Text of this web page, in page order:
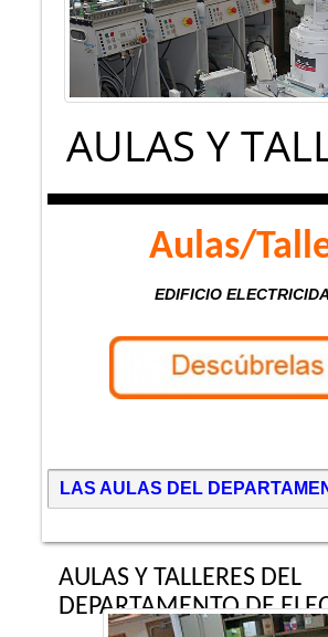
AULAS Y
Aulas/
EDIFICIO
LAS AULAS DEL
AULAS Y TALLERES DEL
DEPARTAMENTO DE